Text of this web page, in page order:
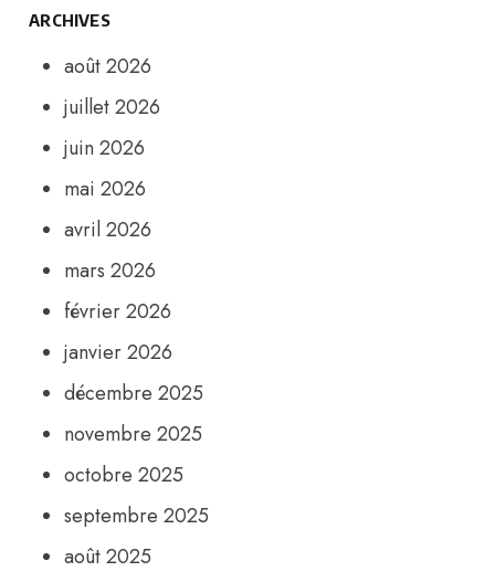
ARCHIVES
août 2026
juillet 2026
juin 2026
mai 2026
avril 2026
mars 2026
février 2026
janvier 2026
décembre 2025
novembre 2025
octobre 2025
septembre 2025
août 2025